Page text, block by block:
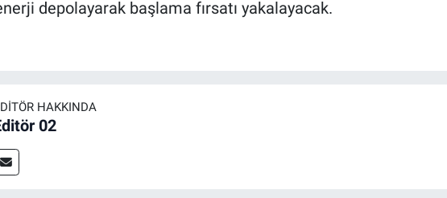
depolayarak başlama fırsatı yakalayacak.
HAKKINDA
02